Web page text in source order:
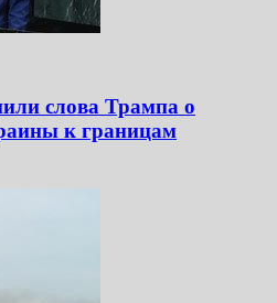
слова Трампа о
к границам